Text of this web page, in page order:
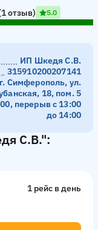
отзыв) 5.0
ИП Шкедя С.В.
315910200207141
Симферополь, ул.
18, пом. 5
перерыв с 13:00
до 14:00
С.В.":
1 рейс в день